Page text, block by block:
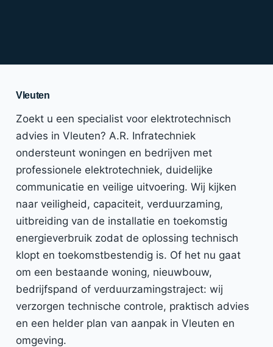
Vleuten
Zoekt u een specialist voor elektrotechnisch
advies in Vleuten? A.R. Infratechniek
ondersteunt woningen en bedrijven met
professionele elektrotechniek, duidelijke
communicatie en veilige uitvoering. Wij kijken
naar veiligheid, capaciteit, verduurzaming,
uitbreiding van de installatie en toekomstig
energieverbruik zodat de oplossing technisch
klopt en toekomstbestendig is. Of het nu gaat
om een bestaande woning, nieuwbouw,
bedrijfspand of verduurzamingstraject: wij
verzorgen technische controle, praktisch advies
en een helder plan van aanpak in Vleuten en
omgeving.